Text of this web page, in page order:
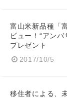
富山米新品種「
ビュー！“アン
プレゼント
2017/10/5
移住者による、